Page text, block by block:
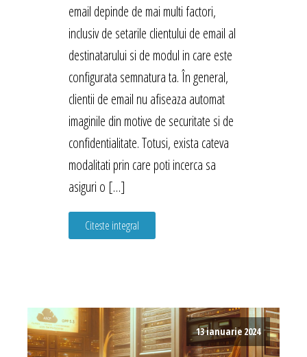
email depinde de mai multi factori,
inclusiv de setarile clientului de email al
destinatarului si de modul in care este
configurata semnatura ta. În general,
clientii de email nu afiseaza automat
imaginile din motive de securitate si de
confidentialitate. Totusi, exista cateva
modalitati prin care poti incerca sa
asiguri o […]
Citeste integral
13 ianuarie 2024